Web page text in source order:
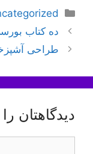
دسته‌ها
Uncategorized
ناوبری
نوشته‌ها
ده کتاب بورسی
طراحی آشپزخانه
دیدگاهتان را